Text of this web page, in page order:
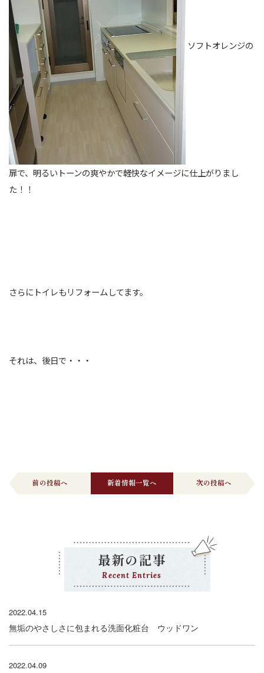
ソフトオレンジの
扉で、明るいトーンの爽やかで軽快なイメージに仕上がりまし
た！！
さらにトイレもリフォームしてます。
それは、後日で・・・
前の投稿へ 新着情報一覧へ 次の投稿へ
最新の記事
Recent Entries
2022.04.15
無垢のやさしさに包まれる洗面化粧台 ウッドワン
2022.04.09